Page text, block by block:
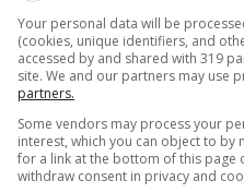
torneo è la
all’Open
luglio in Irlanda
Your personal data will be
(cookies, unique identifiers, and
accessed by and shared with 319
site. We and our partners may use
partners.
Some vendors may process your
interest, which you can object to
for a link at the bottom of this page
withdraw consent in privacy and